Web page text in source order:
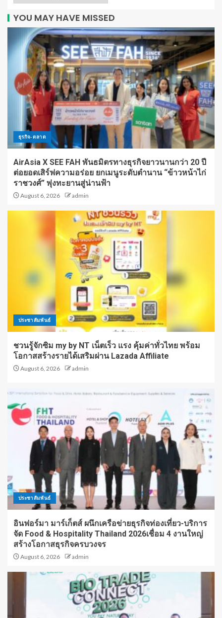
YOU MAY HAVE MISSED
ธุรกิจ-ตลาด
AirAsia X SEE FAH พันธมิตรทางธุรกิจยาวนานกว่า 20 ปี
ต่อยอดเสิร์ฟความอร่อย ยกเมนูระดับตำนาน “ข้าวหน้าไก่
ราชวงศ์” พุ่งทะยานสู่น่านฟ้า
August 6, 2026 admin
ประชาสัมพันธ์
ชวนรู้จักซิม my by NT เน็ตเร็ว แรง คุ้มค่าทั่วไทย พร้อม
โอกาสสร้างรายได้เสริมผ่าน Lazada Affiliate
August 6, 2026 admin
ประชาสัมพันธ์
อินฟอร์มา มาร์เก็ตส์ ผนึกเครือข่ายธุรกิจท่องเที่ยว-บริการ
จัด Food & Hospitality Thailand 2026เชื่อม 4 งานใหญ่
สร้างโอกาสธุรกิจครบวงจร
August 6, 2026 admin